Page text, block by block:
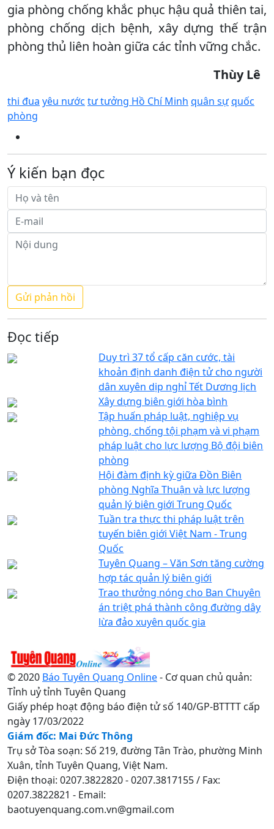
gia phòng chống khắc phục hậu quả thiên tai,
phòng chống dịch bệnh, xây dựng thế trận
phòng thủ liên hoàn giữa các tỉnh vững chắc.
Thùy Lê
thi đua yêu nước tư tưởng Hồ Chí Minh quân sựquốc
phòng
Ý kiến bạn đọc
Đọc tiếp
Duy trì 37 tổ cấp căn cước, tài
khoản định danh điện tử cho người
dân xuyên dịp nghỉ Tết Dương lịch
Xây dựng biên giới hòa bình
Tập huấn pháp luật, nghiệp vụ
phòng, chống tội phạm và vi phạm
pháp luật cho lực lượng Bộ đội biên
phòng
Hội đàm định kỳ giữa Đồn Biên
phòng Nghĩa Thuận và lực lượng
quản lý biên giới Trung Quốc
Tuần tra thực thi pháp luật trên
tuyến biên giới Việt Nam - Trung
Quốc
Tuyên Quang – Văn Sơn tăng cường
hợp tác quản lý biên giới
Trao thưởng nóng cho Ban Chuyên
án triệt phá thành công đường dây
lừa đảo xuyên quốc gia
© 2020 Báo Tuyên Quang Online- Cơ quan chủ quản:
Tỉnh uỷ tỉnh Tuyên Quang
Giấy phép hoạt động báo điện tử số 140/GP-BTTTT cấp
ngày 17/03/2022
Giám đốc: Mai Đức Thông
Trụ sở Tòa soạn: Số 219, đường Tân Trào, phường Minh
Xuân, tỉnh Tuyên Quang, Việt Nam.
Điện thoại: 0207.3822820 - 0207.3817155 / Fax:
0207.3822821 - Email:
baotuyenquang.com.vn@gmail.com